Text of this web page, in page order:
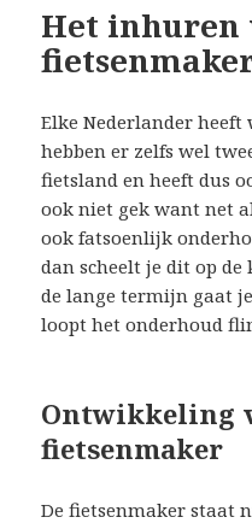
Het inhuren
Elke Nederlander heeft
hebben er zelfs wel
fietsland en heeft dus
ook niet gek want net
ook fatsoenlijk
dan scheelt je dit op
de lange termijn gaat
loopt het onderhoud
Ontwikkeling
fietsenmaker
De fietsenmaker staat